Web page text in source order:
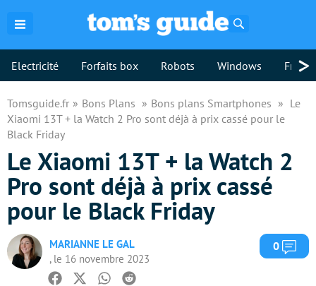
Electricité Forfaits box Robots Windows >
Tomsguide.fr Bons Plans Bons plans Smartphones
Le
Xiaomi 13T + la Watch 2 Pro sont déjà à prix cassé pour le
Black Friday
Le Xiaomi 13T + la Watch 2
Pro sont déjà à prix cassé
pour le Black Friday
MARIANNE LE GAL
, le 16 novembre 2023
0